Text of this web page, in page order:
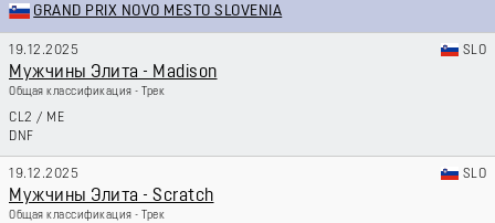
GRAND PRIX NOVO MESTO SLOVENIA
19.12.2025 SLO
Мужчины Элита - Madison
Общая классификация - Трек
CL2 / ME
DNF
19.12.2025 SLO
Мужчины Элита - Scratch
Общая классификация - Трек